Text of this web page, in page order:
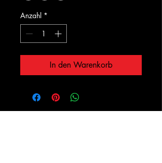
Anzahl *
In den Warenkorb